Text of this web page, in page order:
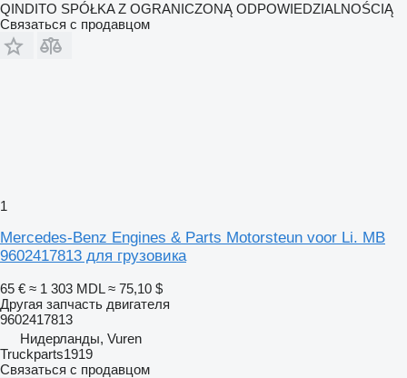
QINDITO SPÓŁKA Z OGRANICZONĄ ODPOWIEDZIALNOŚCIĄ
Связаться с продавцом
1
Mercedes-Benz Engines & Parts Motorsteun voor Li. MB
9602417813 для грузовика
65 € ≈ 1 303 MDL ≈ 75,10 $
Другая запчасть двигателя
9602417813
Нидерланды, Vuren
Truckparts1919
Связаться с продавцом